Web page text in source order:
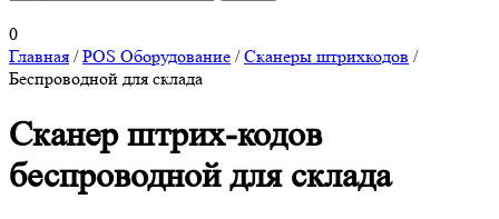
0
Главная /POS Оборудование /Сканеры штрихкодов /
Беспроводной для склада
Сканер штрих-кодов
беспроводной для склада